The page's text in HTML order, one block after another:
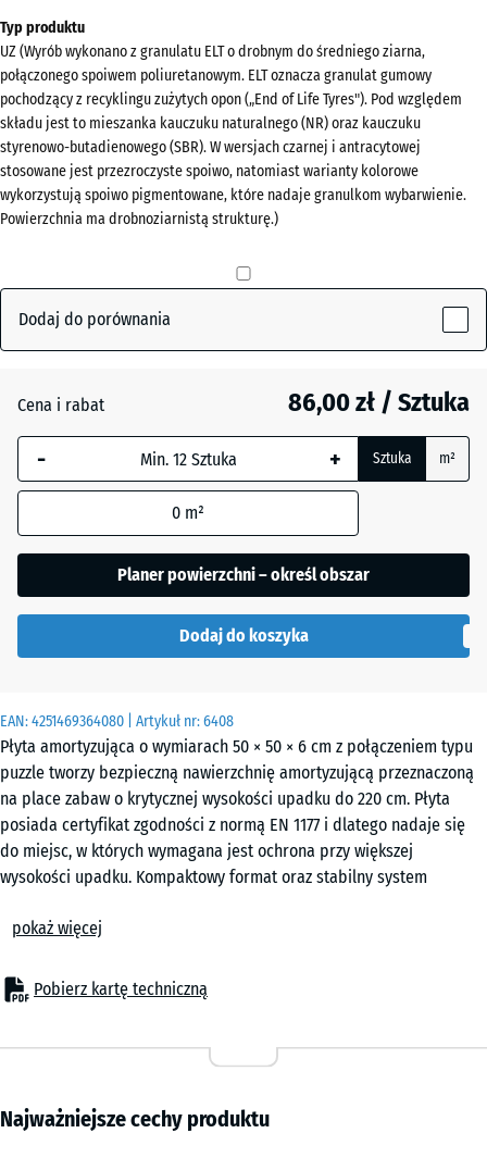
EAN:4251469364080 | Artykuł nr:6408
Płyta amortyzująca o wymiarach 50 × 50 × 6 cm z połączeniem typu
puzzle tworzy bezpieczną nawierzchnię amortyzującą przeznaczoną
na place zabaw o krytycznej wysokości upadku do 220 cm. Płyta
posiada certyfikat zgodności z normą EN 1177 i dlatego nadaje się
do miejsc, w których wymagana jest ochrona przy większej
wysokości upadku. Kompaktowy format oraz stabilny system
wymieniać pojedyncze elementy.
Płyta amortyzująca o grubości 6 cm stosowana jest wszędzie tam,
gdzie dzieci wymagają ochrony przy upadkach z wysokości do 220
wymagające konstrukcje, takie jak duże konstrukcje wspinaczkowe,
ściany wspinaczkowe i boulderowe na publicznych placach zabaw,
szkolnych boiskach oraz terenach rekreacyjnych.
pokaż więcej
Pobierz kartę techniczną
kolorach?
Pokaż
paletę
kolorów
Szary
łupkowy(active)
+ 2,30 zł
Typ produktu
UZ (Wyrób wykonano z granulatu ELT o drobnym do średniego ziarna,
połączonego spoiwem poliuretanowym. ELT oznacza granulat gumowy
pochodzący z recyklingu zużytych opon („End of Life Tyres"). Pod względem
składu jest to mieszanka kauczuku naturalnego (NR) oraz kauczuku
styrenowo-butadienowego (SBR). W wersjach czarnej i antracytowej
stosowane jest przezroczyste spoiwo, natomiast warianty kolorowe
wykorzystują spoiwo pigmentowane, które nadaje granulkom wybarwienie.
Powierzchnia ma drobnoziarnistą strukturę.)
Dodaj do porównania
Cena i rabat 86,00 zł / Sztuka
- + Sztuka m²
0 m²
Planer powierzchni – określ obszar
Dodaj do koszyka
Najważniejsze cechy produktu